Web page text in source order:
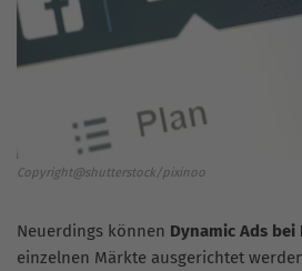
Copyright@shutterstock/pixinoo
Neuerdings können Dynamic Ads bei
einzelnen Märkte ausgerichtet